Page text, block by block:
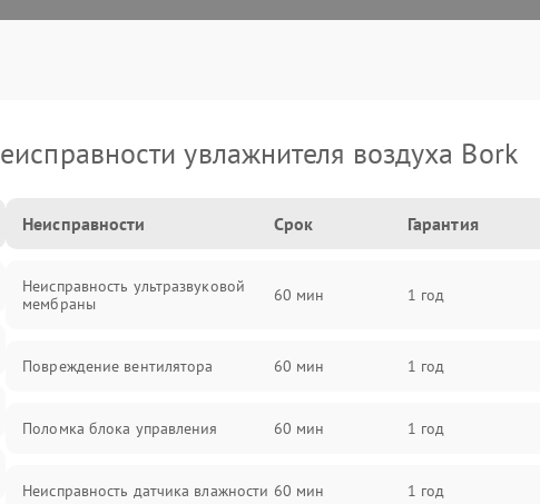
увлажнителя воздуха Bork
Неисправности Срок Гарантия
Неисправность ультразвуковой
мембраны
60 мин 1 год
Повреждение вентилятора 60 мин 1 год
Поломка блока управления 60 мин 1 год
Неисправность датчика влажности 60 мин 1 год